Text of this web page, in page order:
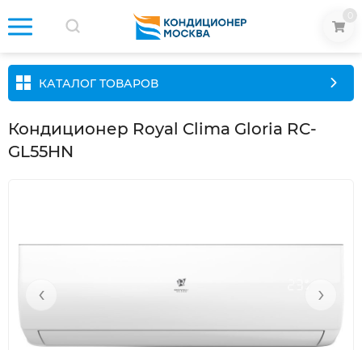
КАТАЛОГ ТОВАРОВ
Кондиционер Royal Clima Gloria RC-
GL55HN
‹ ›